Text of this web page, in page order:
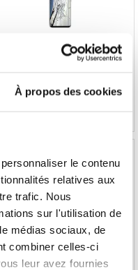
À propos des cookies
le contenu
relatives aux
trafic. Nous
sur l'utilisation de
médias sociaux, de
combiner celles-ci
leur avez fournies
Mate 20 Pro - Vert
237,90 EUR
Mate 20 Pro
38,50 EUR